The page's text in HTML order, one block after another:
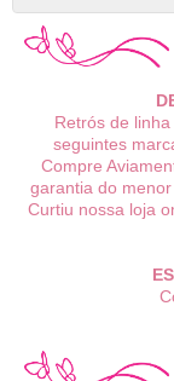
Retrós de
seguintes
Compre
garantia do
Curtiu nossa loja